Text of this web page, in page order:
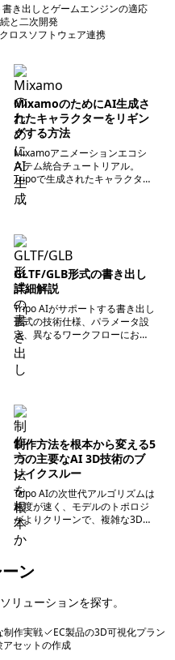
き出しとゲームエンジンの適応
と二次開発
ロスソフトウェア連携
MixamoのためにAI生成さ
れたキャラクターをリギン
グする方法
Mixamoアニメーションエコシ
ステム統合チュートリアル。
Tripoで生成されたキャラクター
のTポーズ整列、モデルクリーニ
ング規格、書き出し設定、
ィング、ウェイト最適化の完全
なプロセスを解説。
GLTF/GLB形式の書き出し
詳細解説
Tripo AIがサポートする書き出し
形式の技術仕様、パラメータ設
定、異なるワークフローにおけ
る最適な応用シーン、およびク
ロスプラットフォーム互換性最
適化ソリューションを包括的に
制作方法を根本から変える5
つの主要なAI 3D技術のブ
レイクスルー
Tripo AIの次世代アルゴリズムは
速度が速く、モデルのトポロジ
がよりクリーンで、複雑な3D制
作フローを大幅に簡素化しま
す。同時に、AIはすでにプロフ
を自動生成できるようになって
幅に短縮し、制作効率を向上さ
せます。
ン
リューションを探す。
制作実戦
EC製品の3D可視化プラン
アセットの作成